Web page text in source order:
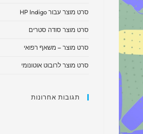
סרט מוצר עבור HP Indigo
סרט מוצר סודה סטרים
סרט מוצר – משאף רפואי​
סרט מוצר לרובוט אוטונומי
תגובות אחרונות